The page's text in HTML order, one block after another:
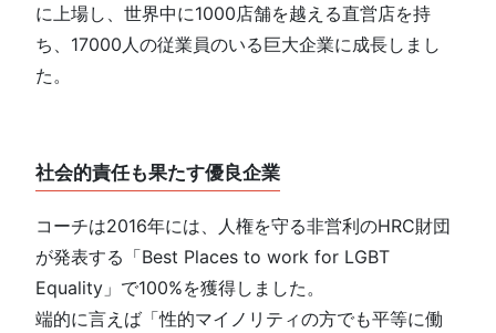
に上場し、世界中に1000店舗を越える直営店を持
ち、17000人の従業員のいる巨大企業に成長しまし
た。
社会的責任も果たす優良企業
コーチは2016年には、人権を守る非営利のHRC財団
が発表する「Best Places to work for LGBT
Equality」で100%を獲得しました。
端的に言えば「性的マイノリティの方でも平等に働